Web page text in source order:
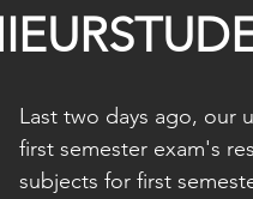
Last two days ago, our
first semester exam's
subjects for first